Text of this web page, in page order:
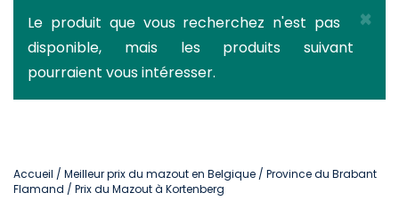
×
Message
d'état
Le produit que vous recherchez n'est pas
disponible, mais les produits suivant
pourraient vous intéresser.
Accueil / Meilleur prix du mazout en Belgique / Province du Brabant
Flamand / Prix du Mazout à Kortenberg